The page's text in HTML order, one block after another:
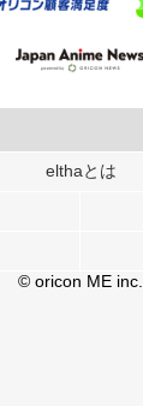
用して、ユーザー
解析の各パートナ
ユーザーが各パー
ービスを使用した
elthaとは
© oricon ME inc.